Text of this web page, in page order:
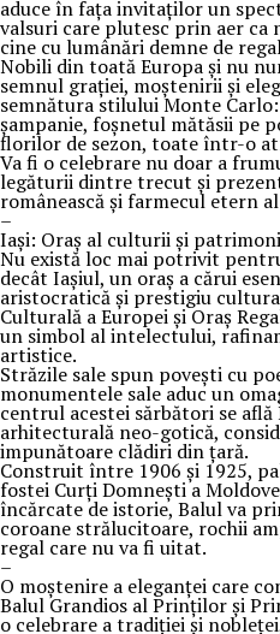
aduce în fața invitaților un
valsuri care plutesc prin aer ca
cine cu lumânări demne de
Nobili din toată Europa și nu
semnul grației, moștenirii și
semnătura stilului Monte
șampanie, foșnetul mătăsii pe
florilor de sezon, toate într-o
Va fi o celebrare nu doar a
legăturii dintre trecut și
românească și farmecul etern
–
Iași: Oraș al culturii și
Nu există loc mai potrivit
decât Iașiul, un oraș a cărui
aristocratică și prestigiu
Culturală a Europei și Oraș
un simbol al intelectului,
artistice.
Străzile sale spun povești cu
monumentele sale aduc un
centrul acestei sărbători se
arhitecturală neo-gotică,
impunătoare clădiri din țară.
Construit între 1906 și 1925,
fostei Curți Domnești a
încărcate de istorie, Balul va
coroane strălucitoare, rochii
regal care nu va fi uitat.
–
O moștenire a eleganței care
Balul Grandios al Prinților și
o celebrare a tradiției și